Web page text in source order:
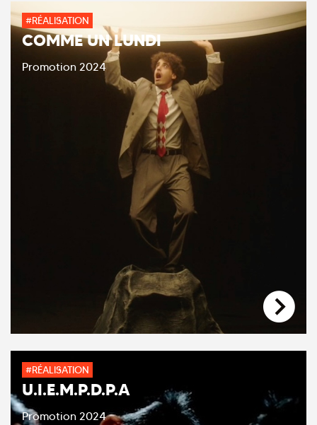
#RÉALISATION
COMME UN LUNDI
Promotion 2024
#RÉALISATION
U.I.E.M.P.D.P.A
Promotion 2024